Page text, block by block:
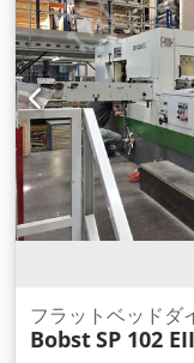
フラットベッドダ
BobstSP 102 EII